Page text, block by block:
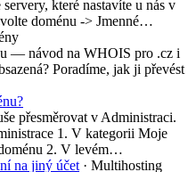
které nastavíte u nás v
doménu -> Jmenné…
— návod na WHOIS pro .cz i
Poradíme, jak ji převést
přesměrovat v Administraci.
1. V kategorii Moje
2. V levém…
na jiný účet · Multihosting